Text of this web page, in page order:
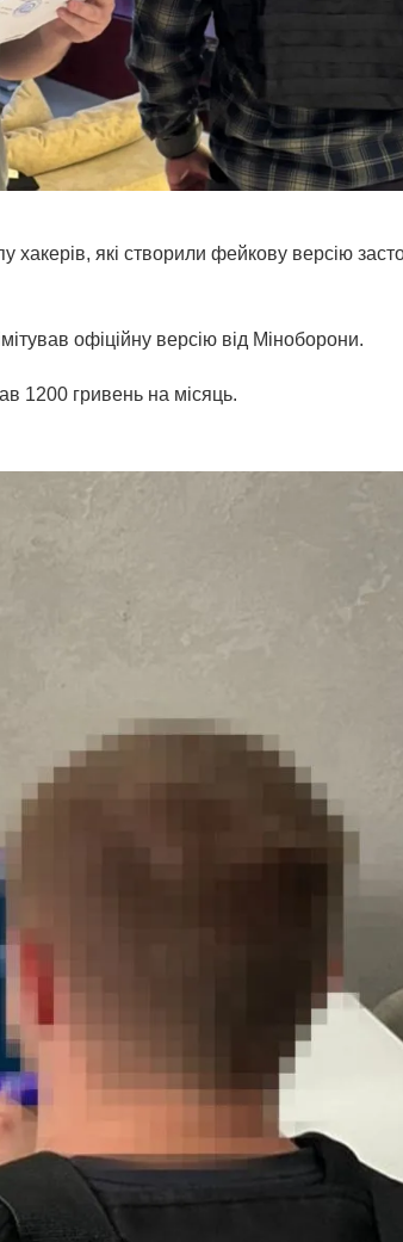
які створили фейкову версію
офіційну версію від Міноборони.
1200 гривень на місяць.